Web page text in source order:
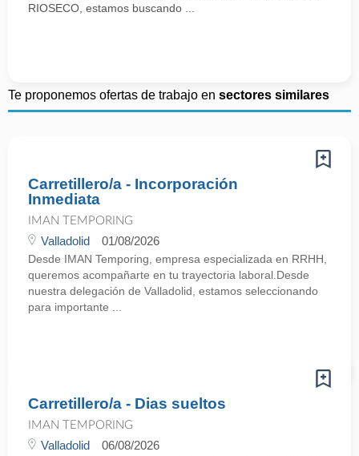
RIOSECO, estamos buscando ...
Te proponemos ofertas de trabajo en sectores similares
Carretillero/a - Incorporación
Inmediata
IMAN TEMPORING
Valladolid 01/08/2026
Desde IMAN Temporing, empresa especializada en RRHH,
queremos acompañarte en tu trayectoria laboral.Desde
nuestra delegación de Valladolid, estamos seleccionando
para importante ...
Carretillero/a - Dias sueltos
IMAN TEMPORING
Valladolid 06/08/2026